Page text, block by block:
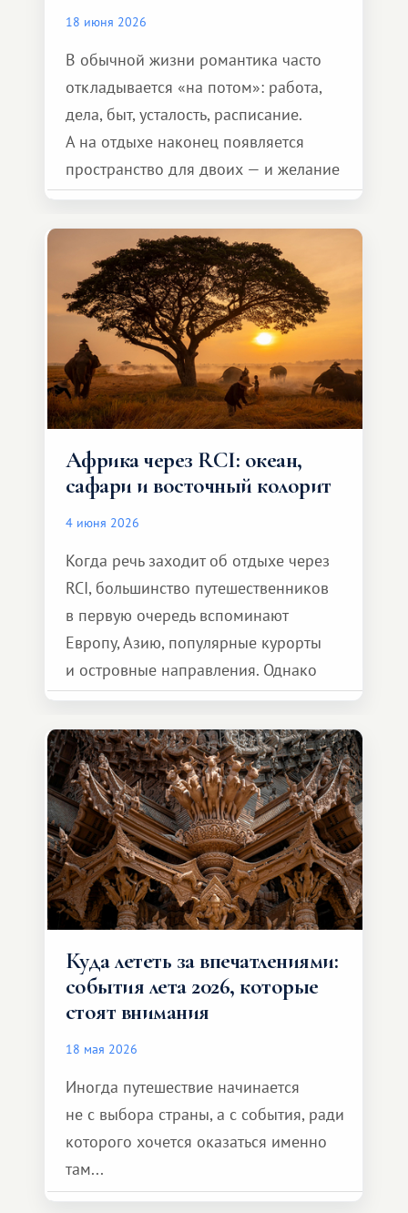
18 июня 2026
В обычной жизни романтика часто
откладывается «на потом»: работа,
дела, быт, усталость, расписание.
А на отдыхе наконец появляется
пространство для двоих — и желание
сделать для близкого человека что-то
особенное. Не обязательно
масштабное, но тёплое
и запоминающееся :)
Африка через RCI: океан,
сафари и восточный колорит
4 июня 2026
Когда речь заходит об отдыхе через
RCI, большинство путешественников
в первую очередь вспоминают
Европу, Азию, популярные курорты
и островные направления. Однако
возможности обменной системы
значительно шире. Среди них есть
и Африка — континент, который
способен подарить совершенно иной
формат путешествия.
Куда лететь за впечатлениями:
события лета 2026, которые
стоят внимания
18 мая 2026
Иногда путешествие начинается
не с выбора страны, а с события, ради
которого хочется оказаться именно
там...